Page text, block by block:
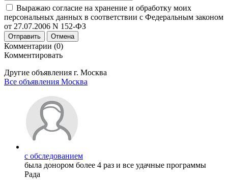
Выражаю согласие на хранение и обработку моих
персональных данных в соответствии с Федеральным законом
от 27.07.2006 N 152-ФЗ
Отправить Отмена
Комментарии (0)
Комментировать
Другие объявления г. Москва
Все объявления Москва
с обследованием
была донором более 4 раз и все удачные программы
Рада